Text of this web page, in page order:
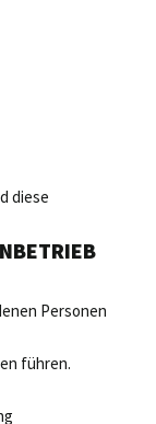
diese
Personen
führen.